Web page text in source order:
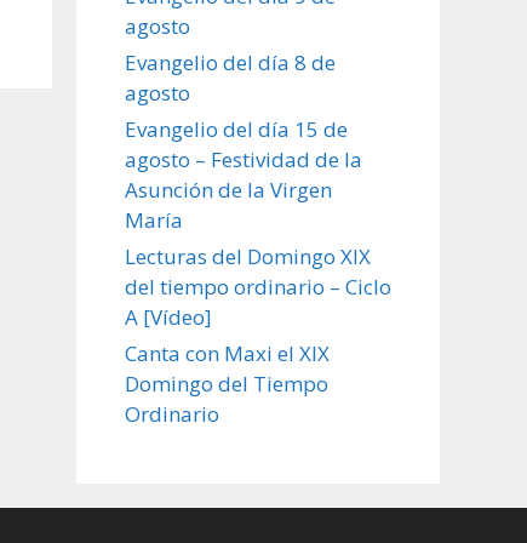
agosto
Evangelio del día 8 de
agosto
Evangelio del día 15 de
agosto – Festividad de la
Asunción de la Virgen
María
Lecturas del Domingo XIX
del tiempo ordinario – Ciclo
A [Vídeo]
Canta con Maxi el XIX
Domingo del Tiempo
Ordinario